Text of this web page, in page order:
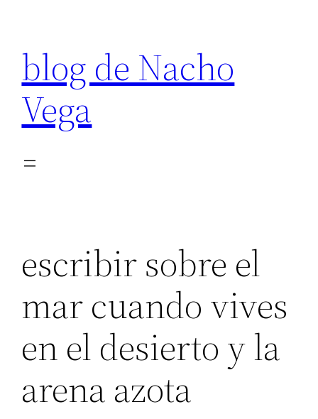
contenido
blog de Nacho
Vega
escribir sobre el
mar cuando vives
en el desierto y la
arena azota